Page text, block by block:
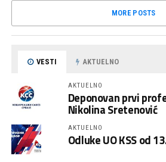
MORE POSTS
VESTI AKTUELNO
AKTUELNO
Deponovan prvi
Nikolina Sretenović
AKTUELNO
Odluke UO KSS od